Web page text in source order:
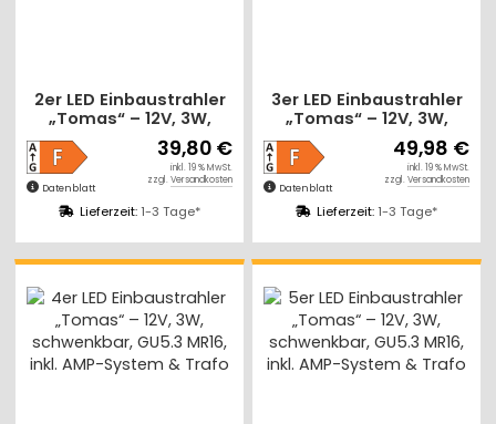
2er LED Einbaustrahler
„Tomas“ – 12V, 3W,
schwenkbar, GU5.3
MR16, inkl. AMP-System
& Trafo
Lieferzeit:1-3 Tage*
Datenblatt
39,80 €
inkl. 19 % MwSt.
zzgl. Versandkosten
3er LED Einbaustrahler
„Tomas“ – 12V, 3W,
schwenkbar, GU5.3
MR16, inkl. AMP-System
& Trafo
Lieferzeit:1-3 Tage*
Datenblatt
49,98 €
inkl. 19 % MwSt.
zzgl. Versandkosten